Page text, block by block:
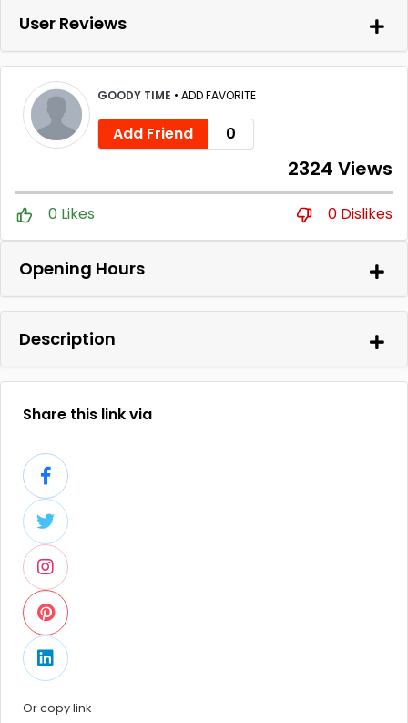
User Reviews
GOODY TIME • ADD FAVORITE
Add Friend 0
2324 Views
0 Likes 0 Dislikes
Opening Hours
Description
Share this link via
Or copy link